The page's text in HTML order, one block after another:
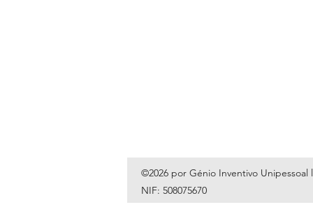
©2026 por Génio Inventivo Unipessoal
NIF: 508075670